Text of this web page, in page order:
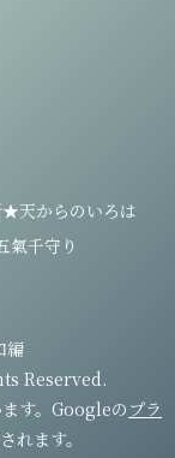
天からのいろは
氣千守り
編
Reserved.
す。Googleの プラ
れます。